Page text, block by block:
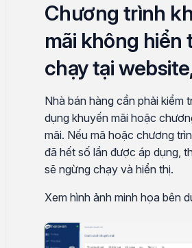
Chương trình
mãi không hiển
chạy tại
Nhà bán hàng cần phải kiểm
dụng khuyến mãi hoặc
mãi. Nếu mã hoặc chương
đã hết số lần được áp dụng,
sẽ ngừng chạy và hiển thị.
Xem hình ảnh minh họa bên